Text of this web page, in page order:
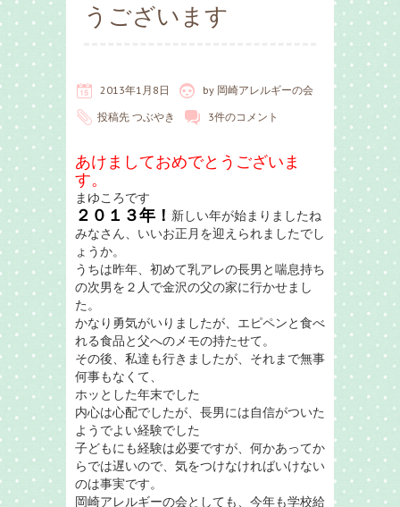
うございます
2013年1月8日 by 岡崎アレルギーの会
投稿先 つぶやき 3件のコメント
あけましておめでとうございま
す。
まゆころです
２０１３年！ 新しい年が始まりましたね
みなさん、いいお正月を迎えられましたでし
ょうか。
うちは昨年、初めて乳アレの長男と喘息持ち
の次男を２人で金沢の父の家に行かせまし
た。
かなり勇気がいりましたが、エピペンと食べ
れる食品と父へのメモの持たせて。
その後、私達も行きましたが、それまで無事
何事もなくて、
ホッとした年末でした
内心は心配でしたが、長男には自信がついた
ようでよい経験でした
子どもにも経験は必要ですが、何かあってか
らでは遅いので、気をつけなければいけない
のは事実です。
岡崎アレルギーの会としても、今年も学校給